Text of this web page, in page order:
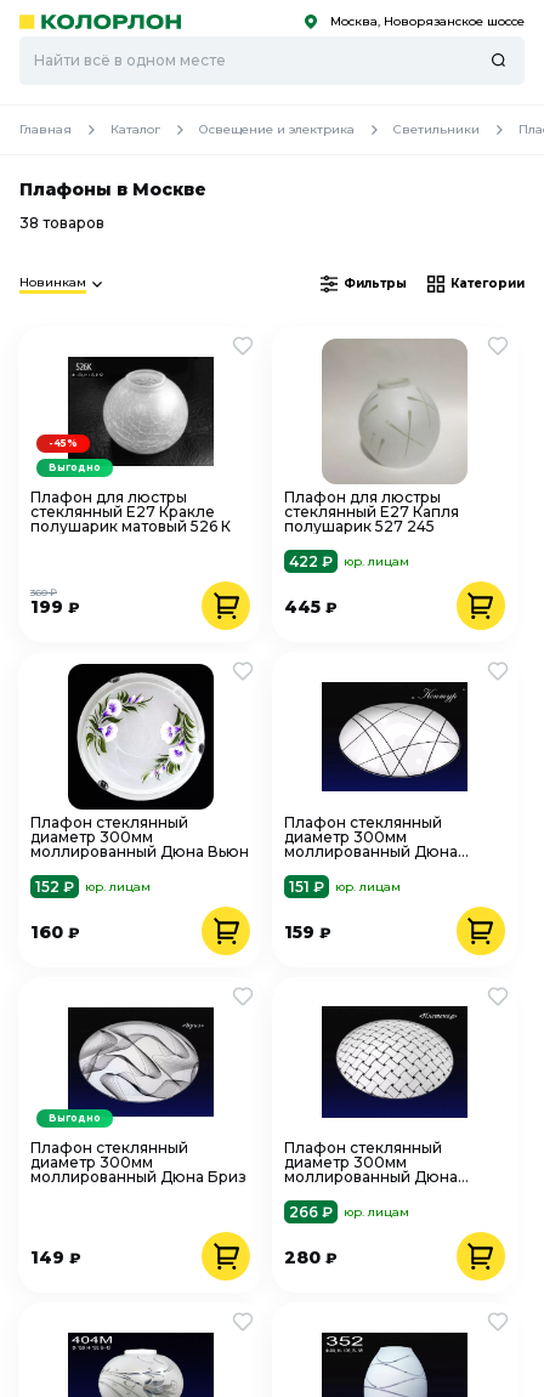
Скоро
Скоро Москва, Новорязанское шоссе
Главная Каталог Освещение и электрика Светильники
Плафоны в Москве
38 товаров
Новинкам Фильтры Категории
Плафон для люстры
стеклянный Е27 Кракле
полушарик матовый 526 К
199 ₽
360 ₽
-45%
Выгодно
Плафон для люстры
стеклянный Е27 Капля
полушарик 527 245
422 ₽
юр. лицам
445₽
Плафон стеклянный
диаметр 300мм
моллированный Дюна Вьюн
152 ₽
юр. лицам
160 ₽
Плафон стеклянный
диаметр 300мм
моллированный Дюна
151 ₽
юр. лицам
159₽
Плафон стеклянный
диаметр 300мм
моллированный Дюна Бриз
149 ₽
Выгодно
Плафон стеклянный
диаметр 300мм
моллированный Дюна
266 ₽
юр. лицам
280₽